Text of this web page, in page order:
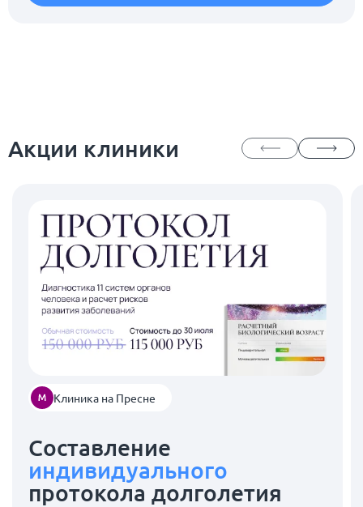
Акции клиники
Клиника на Пресне
Составление
индивидуального
протокола долголетия